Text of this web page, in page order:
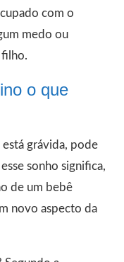
com o
medo ou
filho.
o que
está grávida, pode
sonho significa,
de um bebê
novo aspecto da